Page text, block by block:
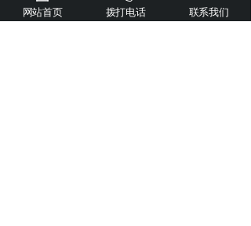
网站首页 拨打电话 联系我们